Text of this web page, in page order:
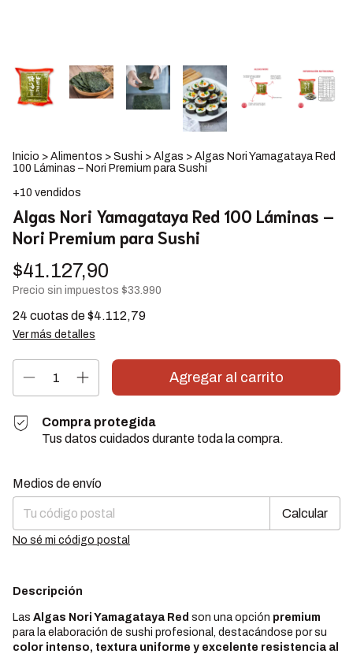
Inicio > Alimentos > Sushi > Algas > Algas Nori Yamagataya Red
100 Láminas – Nori Premium para Sushi
+10 vendidos
Algas Nori Yamagataya Red 100 Láminas –
Nori Premium para Sushi
$41.127,90
Precio sin impuestos $33.990
24 cuotas de$4.112,79
Ver más detalles
Compra protegida
Tus datos cuidados durante toda la compra.
Entregas para el CP:
Medios de envío
Calcular
No sé mi código postal
Descripción
Las Algas Nori Yamagataya Red son una opción premium
para la elaboración de sushi profesional, destacándose por su
color intenso, textura uniforme y excelente resistencia al